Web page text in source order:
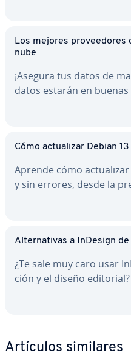
Los mejores pro­vee­do­res
nube
¡Asegura tus datos de
datos estarán en
Cómo ac­tua­li­zar Debian 13
Aprende cómo
y sin errores, desde la
Al­te­r­na­ti­vas a InDesign
¿Te sale muy caro usar
ción y el diseño
Artículos similares